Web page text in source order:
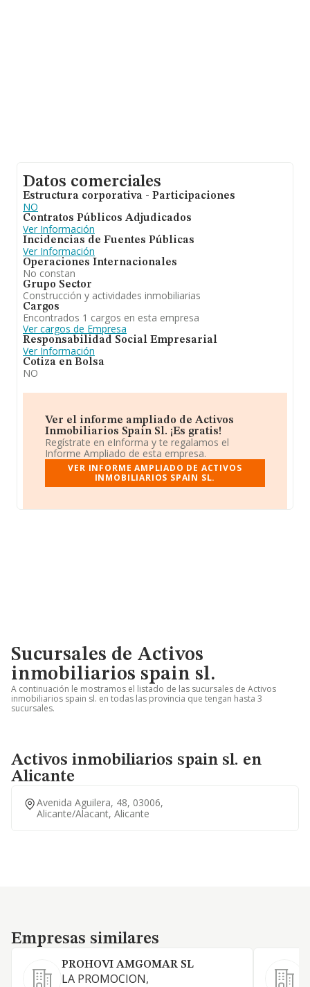
Datos comerciales
Estructura corporativa - Participaciones
NO
Contratos Públicos Adjudicados
Ver Información
Incidencias de Fuentes Públicas
Ver Información
Operaciones Internacionales
No constan
Grupo Sector
Construcción y actividades inmobiliarias
Cargos
Encontrados 1 cargos en esta empresa
Ver cargos de Empresa
Responsabilidad Social Empresarial
Ver Información
Cotiza en Bolsa
NO
Ver el informe ampliado de Activos
Inmobiliarios Spain Sl. ¡Es gratis!
Regístrate en eInforma y te regalamos el
Informe Ampliado de esta empresa.
VER INFORME AMPLIADO DE ACTIVOS
INMOBILIARIOS SPAIN SL.
Sucursales de Activos
inmobiliarios spain sl.
A continuación le mostramos el listado de las sucursales de Activos
inmobiliarios spain sl. en todas las provincia que tengan hasta 3
sucursales.
Activos inmobiliarios spain sl. en
Alicante
Avenida Aguilera, 48, 03006,
Alicante/alacant, Alicante
Empresas similares
Empresas similares
PROHOVI AMGOMAR SL
LA PROMOCION,